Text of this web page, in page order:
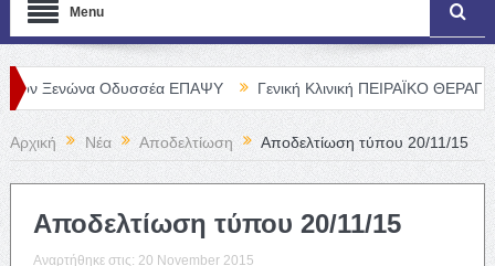
Menu
Οδυσσέα ΕΠΑΨΥ Γενική Κλινική ΠΕΙΡΑΪΚΟ ΘΕΡΑΠΕΥΤΗΡΙΟ
Αρχική Νέα Αποδελτίωση Αποδελτίωση τύπου 20/11/15
Αποδελτίωση τύπου 20/11/15
Αναρτήθηκε στις: 20 November 2015